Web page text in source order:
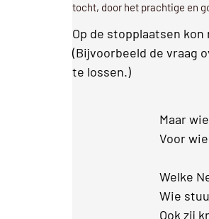
tocht, door het prachtige en
Op de stopplaatsen
(Bijvoorbeeld de vraag
te lossen.)
Maar
Voor
Welke
Wie
Ook zij